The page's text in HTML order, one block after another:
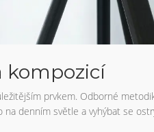
kompozicí
prvkem. Odborné
na denním světle a vyhýbat se